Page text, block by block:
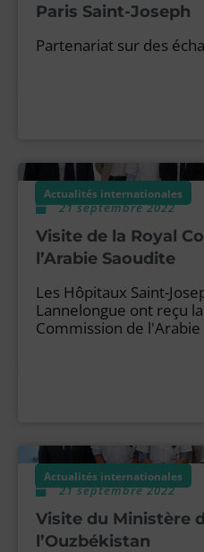
Paris Saint-Joseph
Partenariat sur des
Actualités internationales
21 septembre 2022
Visite de la Royal
l’Arabie Saoudite
Les Hôpitaux Saint-
Lannelongue ont reçu
Commission de l'Arabie
Actualités internationales
21 septembre 2022
Visite du Ministère
l’Ouzbékistan